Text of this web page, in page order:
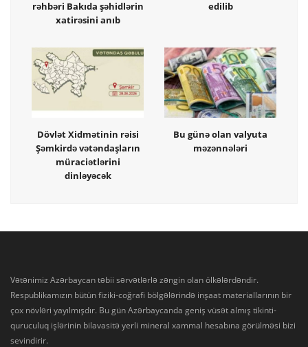
rəhbəri Bakıda şəhidlərin
xatirəsini anıb
edilib
Dövlət Xidmətinin rəisi
Şəmkirdə vətəndaşların
müraciətlərini
dinləyəcək
Bu günə olan valyuta
məzənnələri
Vətənimiz Azərbaycan təbii sərvətlərlə zəngin olan ölkələrdəndir.
Respublikamızın bütün fiziki-coğrafi bölgələrində inşaat materiallarının bir
çox növləri yayılmışdır. Bu gün Azərbaycanda geniş vüsət almış tikinti-
quruculuq işlərinin bilavasitə yerli mineral xammal hesabına görülməsi bizi
sevindirir.